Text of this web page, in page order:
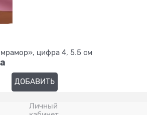
цифра 4, 5.5 см
ДОБАВИТЬ
Личный